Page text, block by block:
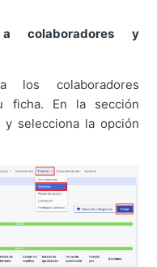
colaboradores y
los colaboradores
ficha. En la sección
selecciona la opción